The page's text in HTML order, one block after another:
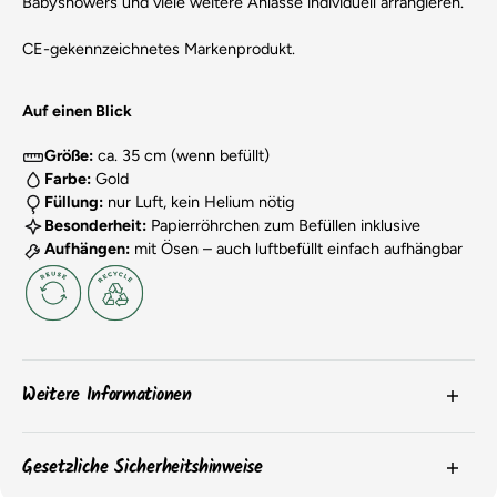
CE-gekennzeichnetes Markenprodukt.
Auf einen Blick
Größe: ca. 35 cm (wenn befüllt)
Farbe: Gold
Füllung: nur Luft, kein Helium nötig
Besonderheit: Papierröhrchen zum Befüllen inklusive
Aufhängen: mit Ösen – auch luftbefüllt einfach aufhängbar
Weitere Informationen
Die Farben
der Produkte können aufgrund von
Gesetzliche Sicherheitshinweise